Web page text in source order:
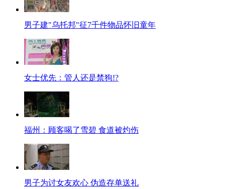
男子建"乌托邦"征7千件物品怀旧童年
女士优先：管人还是禁狗!?
福州：顾客喝了雪碧 食道被灼伤
男子为讨女友欢心 伪造存单送礼